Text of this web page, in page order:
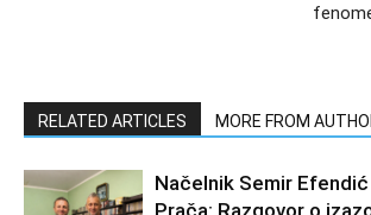
RELATED ARTICLES MORE FROM
Načelnik Semir
Prača: Razgovor o